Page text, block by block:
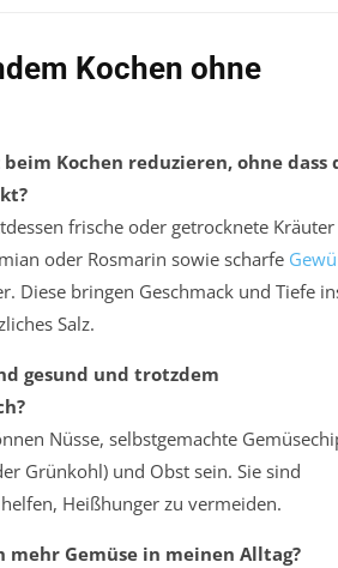
Kochen ohne
Kochen reduzieren, ohne dass
frische oder getrocknete Kräuter
oder Rosmarin sowie scharfe
Diese bringen Geschmack und Tiefe
Salz.
gesund und trotzdem
Nüsse, selbstgemachte
Grünkohl) und Obst sein. Sie sind
Heißhunger zu vermeiden.
Gemüse in meinen Alltag?